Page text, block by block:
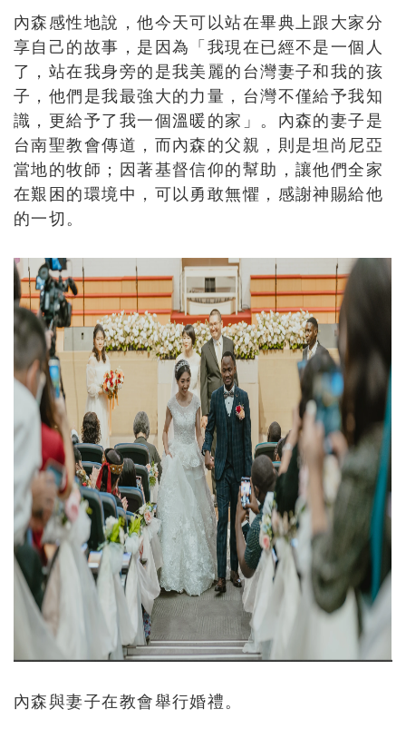
內森感性地說，他今天可以站在畢典上跟大家分
享自己的故事，是因為「我現在已經不是一個人
了，站在我身旁的是我美麗的台灣妻子和我的孩
子，他們是我最強大的力量，台灣不僅給予我知
識，更給予了我一個溫暖的家」。內森的妻子是
台南聖教會傳道，而內森的父親，則是坦尚尼亞
當地的牧師；因著基督信仰的幫助，讓他們全家
在艱困的環境中，可以勇敢無懼，感謝神賜給他
的一切。
內森與妻子在教會舉行婚禮。